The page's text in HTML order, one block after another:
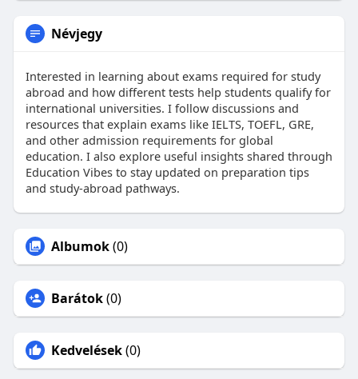
Névjegy
Interested in learning about exams required for study
abroad and how different tests help students qualify for
international universities. I follow discussions and
resources that explain exams like IELTS, TOEFL, GRE,
and other admission requirements for global
education. I also explore useful insights shared through
Education Vibes to stay updated on preparation tips
and study-abroad pathways.
Albumok(0)
Barátok(0)
Kedvelések(0)